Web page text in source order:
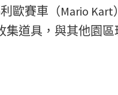
歐賽車（Mario
道具，與其他園